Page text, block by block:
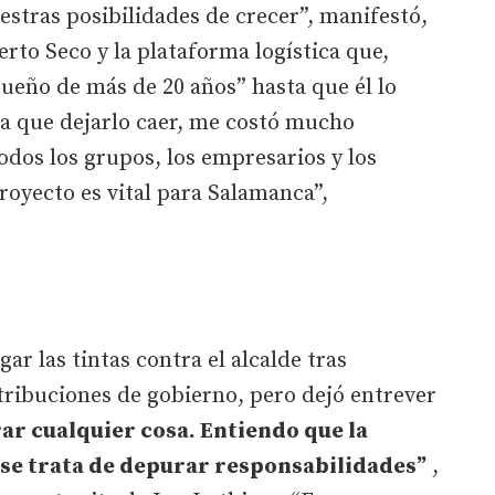
posibilidades de crecer”, manifestó,
Seco y la plataforma logística que,
de más de 20 años” hasta que él lo
que dejarlo caer, me costó mucho
los grupos, los empresarios y los
es vital para Salamanca”,
las tintas contra el alcalde tras
de gobierno, pero dejó entrever
cualquier cosa. Entiendo que la
trata de depurar responsabilidades” ,